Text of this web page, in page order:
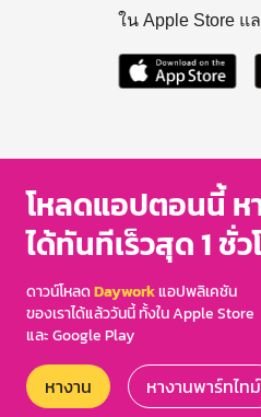
ใน Apple Store แ
โหลดแอปตอนนี้ ห
ได้ทันทีเร็วสุด 1 ชั่ว
ดาวน์โหลดDayworkแอปพลิเคชัน
ของเราได้แล้ววันนี้ ทั้งใน Apple Store
และ Google Play
หางาน หางานพาร์ทไทม์